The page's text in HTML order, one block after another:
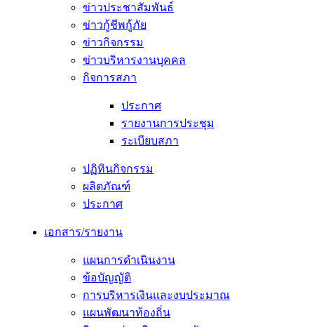
ข่าวประชาสัมพันธ์
ข่าวกู้ชีพกู้ภัย
ข่าวกิจกรรม
ข่าวบริหารงานบุคคล
กิจการสภา
ประกาศ
รายงานการประชุม
ระเบียบสภา
ปฏิทินกิจกรรม
ผลิตภัณฑ์
ประกาศ
เอกสาร/รายงาน
แผนการดำเนินงาน
ข้อบัญญัติ
การบริหารเงินและงบประมาณ
แผนพัฒนาท้องถิ่น